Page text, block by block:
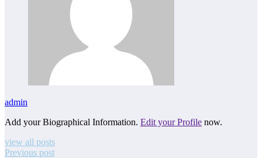
admin
Add your Biographical Information. Edit your Profile now.
view all posts
Previous post